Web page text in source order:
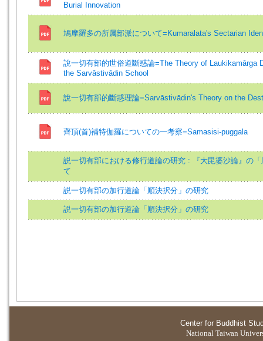
Burial Innovation
鳩摩羅多の所属部派について=Kumaralata's Sectarian
說一切有部的世俗道斷惑論=The Theory of Laukikamārga
the Sarvāstivādin School
說一切有部的斷惑理論=Sarvāstivādin's Theory on the
齊頂(首)補特伽羅についての一考察=Samasisi-puggala
説一切有部における修行道論の研究 : 『大毘婆沙論』の
て
説一切有部の加行道論「順決択分」の研究
説一切有部の加行道論「順決択分」の研究
Center for Buddhist
National Taiwan